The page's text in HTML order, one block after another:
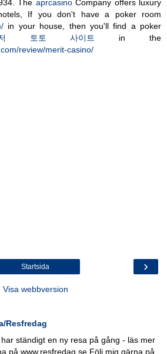
The aprcasinoCompany offers luxury
If you don't have a poker room
in your house, then you'll find a poker
저 토토 사이트
in the
review/merit-casino/
›
Startsida
Visa webbversion
Resfredag
ständigt en ny resa på gång - läs mer
på www.resfredag.se Följ mig gärna på